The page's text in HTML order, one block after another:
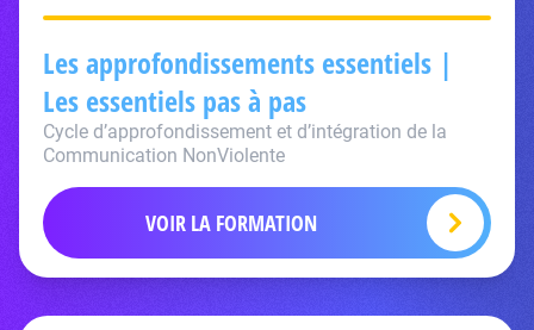
Les approfondissements essentiels |
Les essentiels pas à pas
Cycle d’approfondissement et d’intégration de la
Communication NonViolente
VOIR LA FORMATION